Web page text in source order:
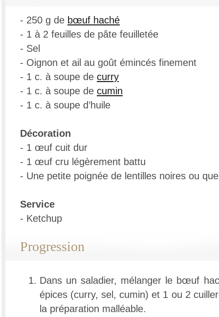
- 250 g de bœuf haché
- 1 à 2 feuilles de pâte feuilletée
- Sel
- Oignon et ail au goût émincés finement
- 1 c. à soupe de curry
- 1 c. à soupe de cumin
- 1 c. à soupe d’huile
Décoration
- 1 œuf cuit dur
- 1 œuf cru légèrement battu
- Une petite poignée de lentilles noires ou
Service
- Ketchup
Progression
Dans un saladier, mélanger le bœuf
épices (curry, sel, cumin) et 1 ou 2
la préparation malléable.